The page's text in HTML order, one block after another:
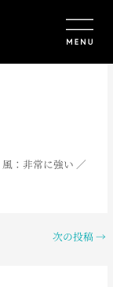
：非常に強い ／
次の投稿→